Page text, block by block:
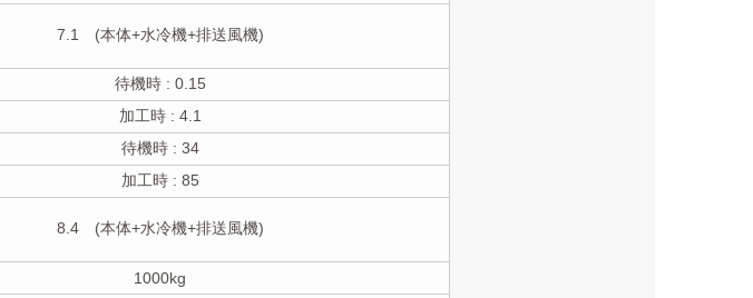
7.1 (本体+水冷機+排送風機)
待機時 : 0.15
加工時 : 4.1
待機時 : 34
加工時 : 85
8.4 (本体+水冷機+排送風機)
1000kg